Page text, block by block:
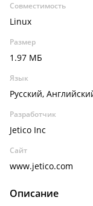
Совместимость
Linux
Размер
1.97 МБ
Язык
Русский,
Разработчик
Jetico Inc
Сайт
www.jetico.com
Описание